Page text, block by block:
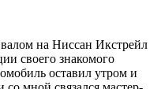
на Ниссан Икстрейл
своего знакомого
оставил утром и